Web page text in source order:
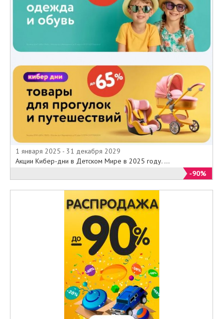
1 января 2025 - 31 декабря 2029
Акции Кибер-дни в Детском Мире в 2025 году. ...
-90%